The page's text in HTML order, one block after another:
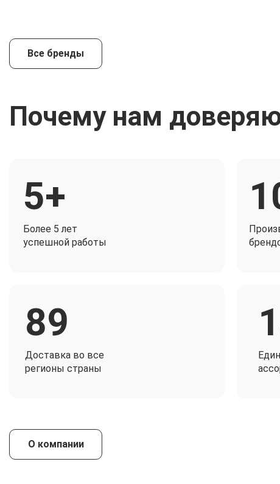
Все бренды
Почему нам
5+
Более 5 лет
успешной работы
89
Доставка во все
регионы страны
О компании